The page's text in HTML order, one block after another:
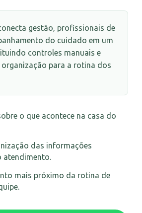
gestão, profissionais de
do cuidado em um
controles manuais e
para a rotina dos
o que acontece na casa do
das informações
atendimento.
mais próximo da rotina de